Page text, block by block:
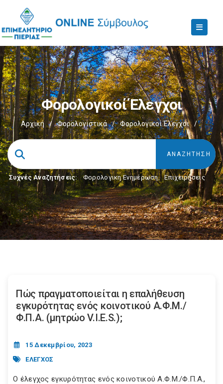
Φορολογικοί Έλεγχοι
Αρχική / Φορολογιστικά / Φορολογικοί Έλεγχοι /
Συχνές Αναζητήσεις: Φορολογικη Ενημέρωση, Επιχειρήσεις
Πώς πραγματοποιείται η επαλήθευση
εγκυρότητας ενός κοινοτικού Α.Φ.Μ./
Φ.Π.Α. (μητρώο V.I.E.S.);
15 Δεκεμβρίου, 2023
ΕΛΕΓΧΟΣ
Ο έλεγχος εγκυρότητας ενός κοινοτικού Α.Φ.Μ./Φ.Π.Α.,